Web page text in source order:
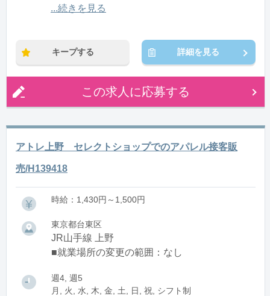
12:00〜21:00(休憩1:00)
...続きを見る
キープする 詳細を見る
この求人に応募する
アトレ上野 セレクトショップでのアパレル接客販
売/H139418
時給：1,430円～1,500円
東京都台東区
JR山手線 上野
■就業場所の変更の範囲：なし
週4, 週5
月, 火, 水, 木, 金, 土, 日, 祝, シフト制